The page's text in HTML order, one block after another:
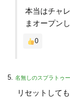
本当はチャ
まオープン
0
名無しのスプラトゥ
リセットして